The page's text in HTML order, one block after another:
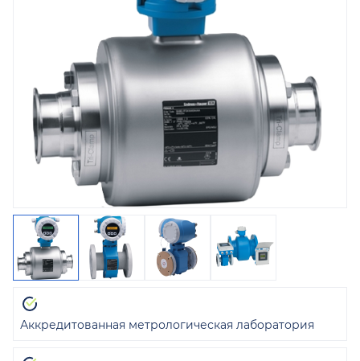
Аккредитованная метрологическая лаборатория